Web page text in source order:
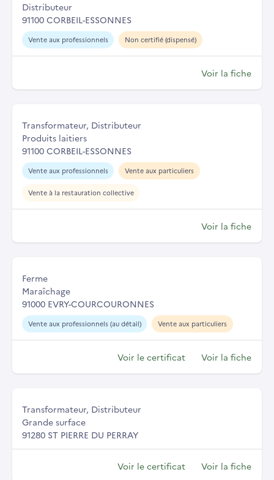
Distributeur
91100 CORBEIL-ESSONNES
Vente aux professionnels Non certifié (dispensé)
Voir la fiche
Transformateur, Distributeur
Produits laitiers
91100 CORBEIL-ESSONNES
Vente aux professionnels Vente aux particuliers
Vente à la restauration collective
Voir la fiche
Ferme
Maraîchage
91000 EVRY-COURCOURONNES
Vente aux professionnels (au détail) Vente aux particuliers
Voir le certificat Voir la fiche
Transformateur, Distributeur
Grande surface
91280 ST PIERRE DU PERRAY
Voir le certificat Voir la fiche